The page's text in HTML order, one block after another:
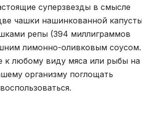
суперзвезды в смысле
чашки нашинкованной
репы (394 миллиграммов
лимонно-оливковым соусом.
к любому виду мяса или рыбы на
организму поглощать